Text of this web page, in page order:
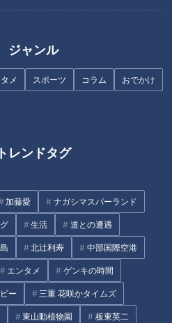
ジャンル
メ スポーツ コラム おでかけ
トレンドタグ
加藤愛 ナガシマスパーランド
生活 道との遭遇
北辻利寿 中部国際空港
エンタメ ゲンキの時間
ー 三重 花咲かタイムズ
東山動植物園 板東英二
がる愛知・長久手市＆瀬戸市の
絶品グルメ＆おすすめスポット
を尼神インターがリポート！
く手打ちうどん店の絶品『海老
おろしうどん』に、老舗菓子店
の桃のお菓子！愛知県春日井市
でなりゆきグルメ旅
長時間煮込まなくてもレンジ一